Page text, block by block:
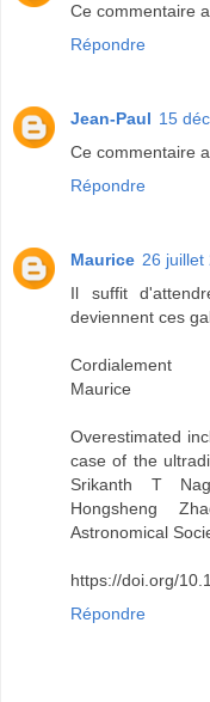
Ce commentaire
Répondre
Jean-Paul 15
Ce commentaire
Répondre
Maurice 26 juillet
Il suffit
deviennent ces
Cordialement
Maurice
Overestimated
case of the
Srikanth T
Hongsheng
Astronomical
https://doi.org/
Répondre